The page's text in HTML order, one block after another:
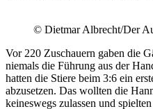
© Dietmar Albrecht/Der
Vor 220 Zuschauern gaben die
niemals die Führung aus der
hatten die Stiere beim 3:6 ein
abzusetzen. Das wollten die
keineswegs zulassen und